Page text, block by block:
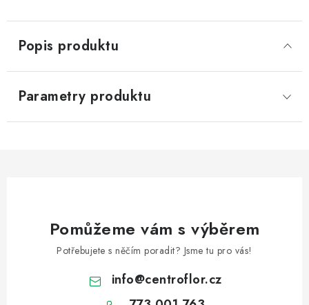
Popis produktu
Parametry produktu
Pomůžeme vám s výběrem
Potřebujete s něčím poradit? Jsme tu pro vás!
info@centroflor.cz